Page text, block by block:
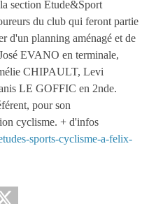
section Etude&Sport
du club qui feront partie
d'un planning aménagé et de
EVANO en terminale,
CHIPAULT, Levi
LE GOFFIC en 2nde.
pour son
cyclisme. + d'infos
sports-cyclisme-a-felix-